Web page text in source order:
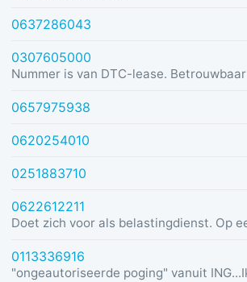
0637286043
0307605000
Nummer is van DTC-lease. Betrouwbaar
0657975938
0620254010
0251883710
0622612211
0113336916